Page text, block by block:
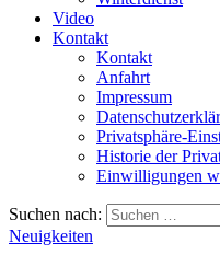
Video
Kontakt
Kontakt
Anfahrt
Impressum
Privatsphäre-
Historie der
Einwilligungen
Suchen nach:
Neuigkeiten